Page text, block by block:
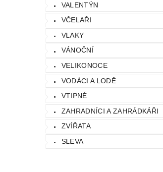
VALENTÝN
VČELAŘI
VLAKY
VÁNOČNÍ
VELIKONOCE
VODÁCI A LODĚ
VTIPNÉ
ZAHRADNÍCI A ZAHRÁDKÁŘI
ZVÍŘATA
SLEVA